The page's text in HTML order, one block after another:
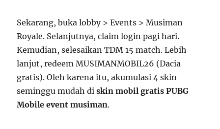
Sekarang, buka lobby > Events > Musiman
Royale. Selanjutnya, claim login pagi hari.
Kemudian, selesaikan TDM 15 match. Lebih
lanjut, redeem MUSIMANMOBIL26 (Dacia
gratis). Oleh karena itu, akumulasi 4 skin
seminggu mudah diskin mobil gratis PUBG
Mobile event musiman.